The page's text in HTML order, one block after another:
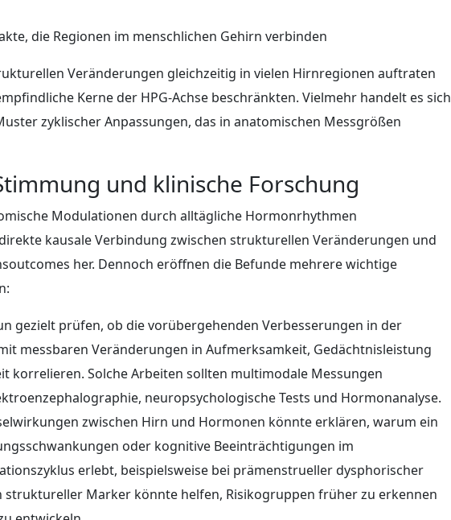
die Regionen im menschlichen Gehirn verbinden
Veränderungen gleichzeitig in vielen Hirnregionen auftraten
Kerne der HPG-Achse beschränkten. Vielmehr handelt es sich
zyklischer Anpassungen, das in anatomischen Messgrößen
und klinische Forschung
Modulationen durch alltägliche Hormonrhythmen
kausale Verbindung zwischen strukturellen Veränderungen und
her. Dennoch eröffnen die Befunde mehrere wichtige
gezielt prüfen, ob die vorübergehenden Verbesserungen in der
messbaren Veränderungen in Aufmerksamkeit, Gedächtnisleistung
korrelieren. Solche Arbeiten sollten multimodale Messungen
neuropsychologische Tests und Hormonanalyse.
zwischen Hirn und Hormonen könnte erklären, warum ein
oder kognitive Beeinträchtigungen im
erlebt, beispielsweise bei prämenstrueller dysphorischer
struktureller Marker könnte helfen, Risikogruppen früher zu erkennen